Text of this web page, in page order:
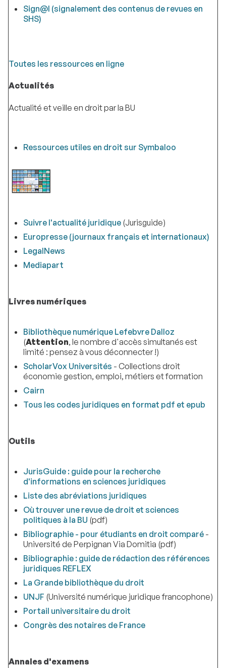
Sign@l (signalement des contenus de revues en
SHS)
Toutes les ressources en ligne
Actualités
Actualité et veille en droit par la BU
Ressources utiles en droit sur Symbaloo
Suivre l'actualité juridique(Jurisguide)
Europresse (journaux français et internationaux)
LegalNews
Mediapart
Livres numériques
Bibliothèque numérique Lefebvre Dalloz
(Attention, le nombre d'accès simultanés est
limité : pensez à vous déconnecter !)
ScholarVox Universités - Collections droit
économie gestion, emploi, métiers et formation
Cairn
Tous les codes juridiques en format pdf et epub
Outils
JurisGuide : guide pour la recherche
d'informations en sciences juridiques
Liste des abréviations juridiques
Où trouver une revue de droit et sciences
politiques à la BU (pdf)
Bibliographie - pour étudiants en droit comparé-
Université de Perpignan Via Domitia (pdf)
Bibliographie : guide de rédaction des références
juridiques REFLEX
La Grande bibliothèque du droit
UNJF (Université numérique juridique francophone)
Portail universitaire du droit
Congrès des notaires de France
Annales d'examens